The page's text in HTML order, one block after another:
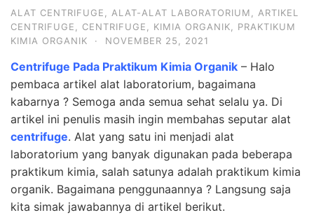
ALAT CENTRIFUGE ALAT-ALAT LABORATORIUM
ARTIKEL
CENTRIFUGE
CENTRIFUGE KIMIA ORGANIK
PRAKTIKUM
KIMIA ORGANIK
· NOVEMBER 25, 2021
Centrifuge Pada Praktikum Kimia Organik – Halo
pembaca artikel alat laboratorium, bagaimana
kabarnya ? Semoga anda semua sehat selalu ya. Di
artikel ini penulis masih ingin membahas seputar alat
centrifuge. Alat yang satu ini menjadi alat
laboratorium yang banyak digunakan pada beberapa
praktikum kimia, salah satunya adalah praktikum kimia
organik. Bagaimana penggunaannya ? Langsung saja
kita simak jawabannya di artikel berikut.